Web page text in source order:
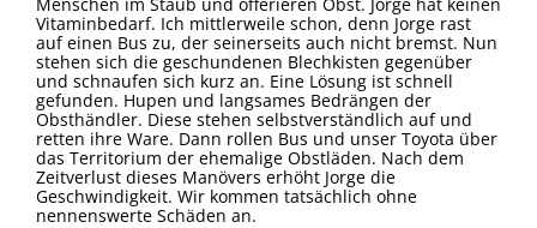
Vitaminbedarf. Ich mittlerweile schon, denn Jorge rast
auf einen Bus zu, der seinerseits auch nicht bremst. Nun
stehen sich die geschundenen Blechkisten gegenüber
und schnaufen sich kurz an. Eine Lösung ist schnell
gefunden. Hupen und langsames Bedrängen der
Obsthändler. Diese stehen selbstverständlich auf und
retten ihre Ware. Dann rollen Bus und unser Toyota über
das Territorium der ehemalige Obstläden. Nach dem
Zeitverlust dieses Manövers erhöht Jorge die
Geschwindigkeit. Wir kommen tatsächlich ohne
nennenswerte Schäden an.